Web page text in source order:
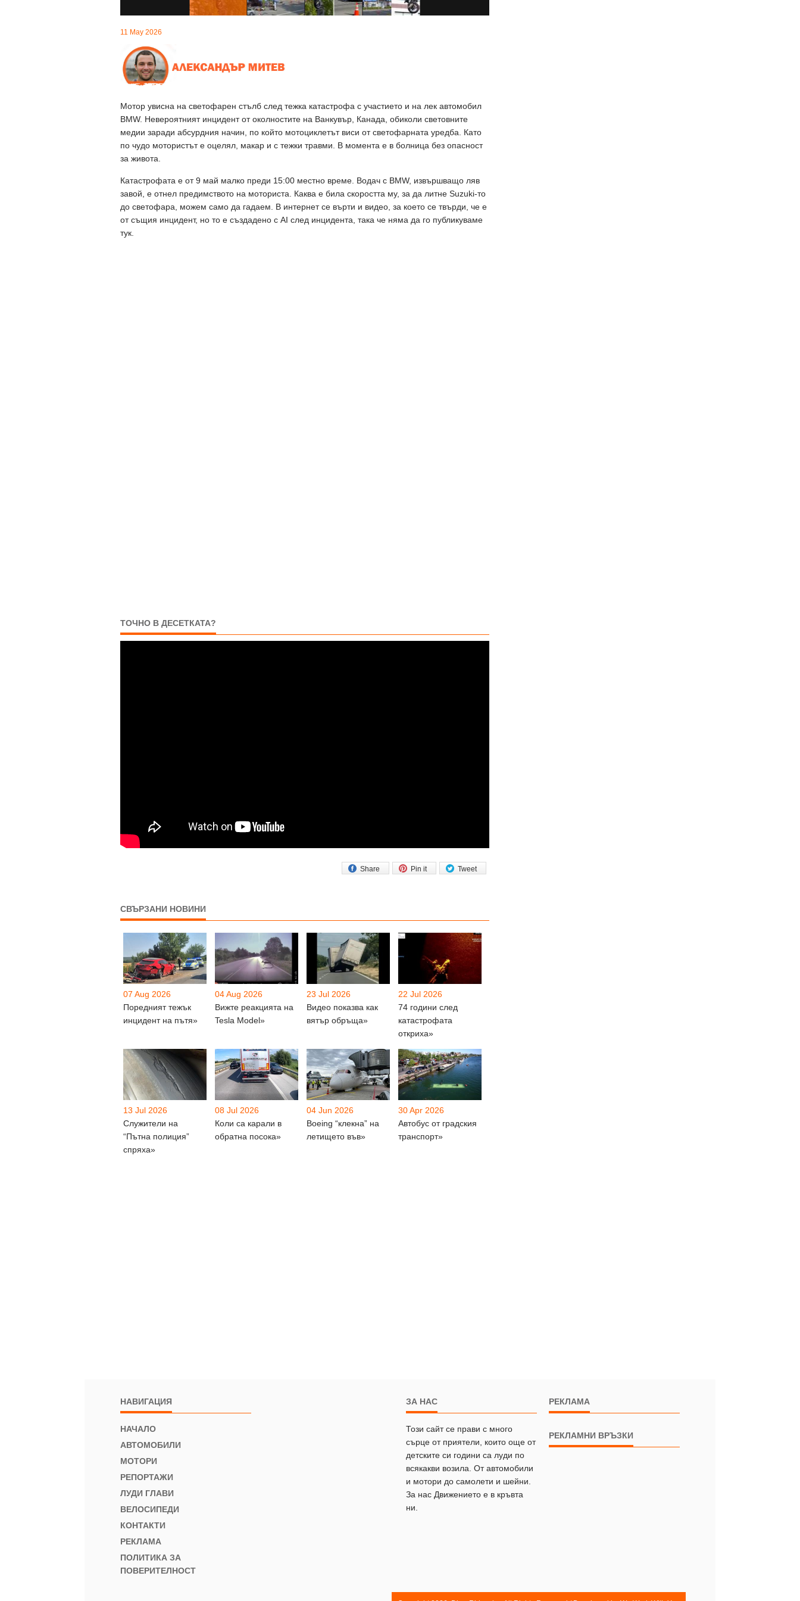
11 May 2026
Мотор увисна на светофарен стълб след тежка катастрофа с участието и на лек автомобил
BMW. Невероятният инцидент от околностите на Ванкувър, Канада, обиколи световните
медии заради абсурдния начин, по който мотоциклетът виси от светофарната уредба. Като
по чудо мотористът е оцелял, макар и с тежки травми. В момента е в болница без опасност
за живота.
Катастрофата е от 9 май малко преди 15:00 местно време. Водач с BMW, извършващо ляв
завой, е отнел предимството на моториста. Каква е била скоростта му, за да литне Suzuki-то
до светофара, можем само да гадаем. В интернет се върти и видео, за което се твърди, че е
от същия инцидент, но то е създадено с AI след инцидента, така че няма да го публикуваме
тук.
ТОЧНО В ДЕСЕТКАТА?
Tweet
Pin it
Share
СВЪРЗАНИ НОВИНИ
07 Aug 2026
Поредният тежък
инцидент на пътя»
04 Aug 2026
Вижте реакцията на
Tesla Model»
23 Jul 2026
Видео показва как
вятър обръща»
22 Jul 2026
74 години след
катастрофата
откриха»
13 Jul 2026
Служители на
“Пътна полиция”
спряха»
08 Jul 2026
Коли са карали в
обратна посока»
04 Jun 2026
Boeing “клекна” на
летището във»
30 Apr 2026
Автобус от градския
транспорт»
НАВИГАЦИЯ
НАЧАЛО
АВТОМОБИЛИ
МОТОРИ
РЕПОРТАЖИ
ЛУДИ ГЛАВИ
ВЕЛОСИПЕДИ
КОНТАКТИ
РЕКЛАМА
ПОЛИТИКА ЗА
ПОВЕРИТЕЛНОСТ
ЗА НАС
Този сайт се прави с много
сърце от приятели, които още от
детските си години са луди по
всякакви возила. От автомобили
и мотори до самолети и шейни.
За нас Движението е в кръвта
ни.
РЕКЛАМА
РЕКЛАМНИ ВРЪЗКИ